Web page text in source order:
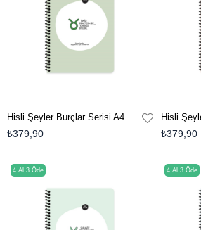
Hisli Şeyler Burçlar Serisi A4 Çizgili Stickerli Defter - İnatçı Demeyelim de Kararlı Diyelim
₺379,90 ₺379,90
4 Al 3 Öde 4 Al 3 Öde